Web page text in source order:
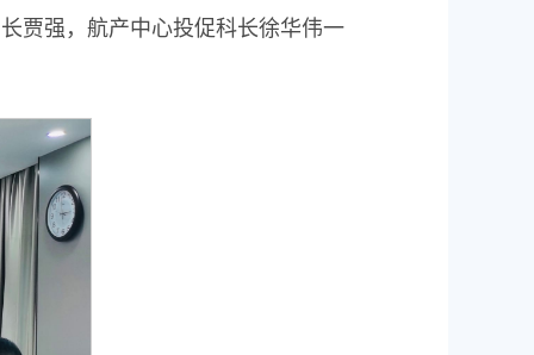
贾强，航产中心投促科长徐华伟一